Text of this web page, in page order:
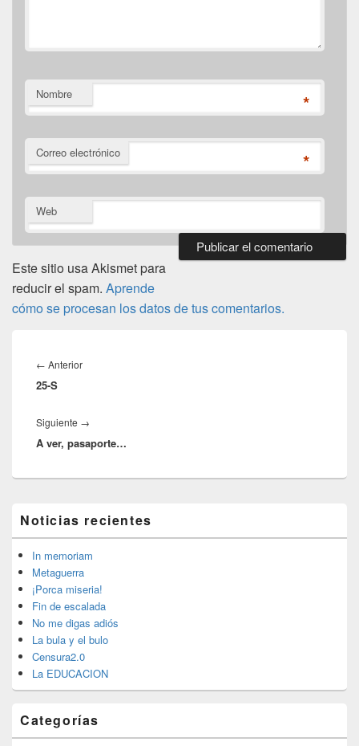
Nombre *
Correo electrónico *
Web
Este sitio usa Akismet para
reducir el spam. Aprende
cómo se procesan los datos de tus comentarios.
de
entradas
← AnteriorEntrada
25-S
Siguiente →
siguiente:
A ver, pasaporte…
área
de
widget
barra
lateral
primaria
Noticias recientes
In memoriam
Metaguerra
¡Porca miseria!
Fin de escalada
No me digas adiós
La bula y el bulo
Censura2.0
La EDUCACION
Categorías